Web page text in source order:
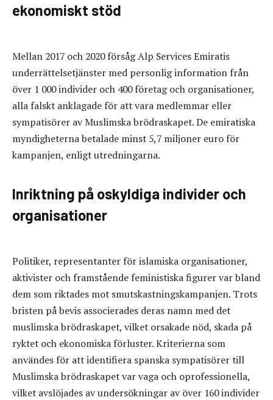
ekonomiskt stöd
Mellan 2017 och 2020 försåg Alp Services Emiratis
underrättelsetjänster med personlig information från
över 1 000 individer och 400 företag och organisationer,
alla falskt anklagade för att vara medlemmar eller
sympatisörer av Muslimska brödraskapet. De emiratiska
myndigheterna betalade minst 5,7 miljoner euro för
kampanjen, enligt utredningarna.
Inriktning på oskyldiga individer och
organisationer
Politiker, representanter för islamiska organisationer,
aktivister och framstående feministiska figurer var bland
dem som riktades mot smutskastningskampanjen. Trots
bristen på bevis associerades deras namn med det
muslimska brödraskapet, vilket orsakade nöd, skada på
ryktet och ekonomiska förluster. Kriterierna som
användes för att identifiera spanska sympatisörer till
Muslimska brödraskapet var vaga och oprofessionella,
vilket avslöjades av undersökningar av över 160 individer